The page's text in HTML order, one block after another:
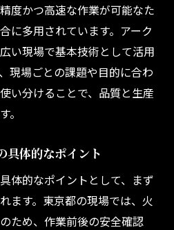
度かつ高速な作業が可能なた
に多用されています。アーク
い現場で基本技術として活用
現場ごとの課題や目的に合わ
い分けることで、品質と生産
。
具体的なポイント
体的なポイントとして、まず
ます。東京都の現場では、火
ため、作業前後の安全確認